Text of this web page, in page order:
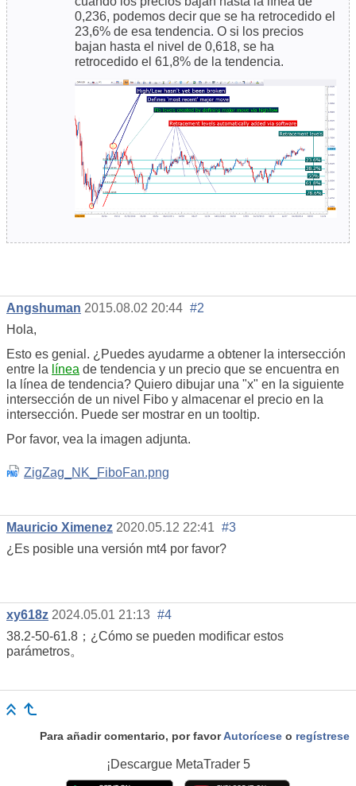
0,236, podemos decir que se ha retrocedido el
23,6% de esa tendencia. O si los precios
bajan hasta el nivel de 0,618, se ha
retrocedido el 61,8% de la tendencia.
Angshuman 2015.08.02 20:44 #2
Hola,
Esto es genial. ¿Puedes ayudarme a obtener la intersección
entre la línea de tendencia y un precio que se encuentra en
la línea de tendencia? Quiero dibujar una "x" en la siguiente
intersección de un nivel Fibo y almacenar el precio en la
intersección. Puede ser mostrar en un tooltip.
Por favor, vea la imagen adjunta.
ZigZag_NK_FiboFan.png
Mauricio Ximenez 2020.05.12 22:41 #3
¿Es posible una versión mt4 por favor?
xy618z 2024.05.01 21:13 #4
38.2-50-61.8；¿Cómo se pueden modificar estos
parámetros。
Para añadir comentario, por favorAutorícese o regístrese
¡Descargue MetaTrader 5